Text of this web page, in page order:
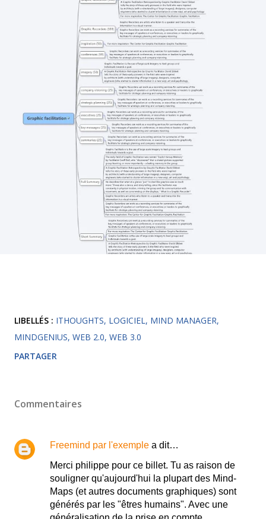
LIBELLÉS : ITHOUGHTS LOGICIEL MIND MANAGER
MINDGENIUS WEB 2.0 WEB 3.0
PARTAGER
Commentaires
Freemind par l'exemple a dit…
Merci philippe pour ce billet. Tu as raison de
souligner qu'aujourd'hui la plupart des Mind-
Maps (et autres documents graphiques) sont
générés par les "êtres humains". Avec une